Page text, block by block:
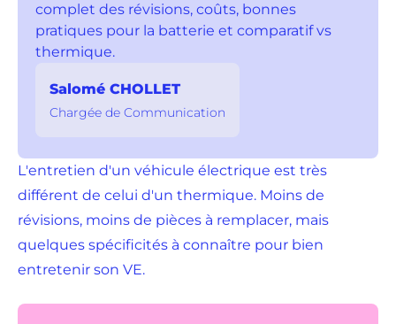
complet des révisions, coûts, bonnes
pratiques pour la batterie et comparatif vs
thermique.
Salomé CHOLLET
Chargée de Communication
L'entretien d'un véhicule électrique est très
différent de celui d'un thermique. Moins de
révisions, moins de pièces à remplacer, mais
quelques spécificités à connaître pour bien
entretenir son VE.